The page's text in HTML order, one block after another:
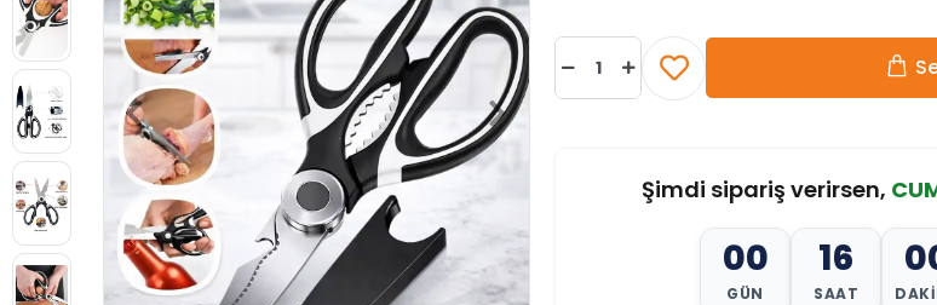
Şimdi sipariş verirsen,
00
GÜN
16
SAAT